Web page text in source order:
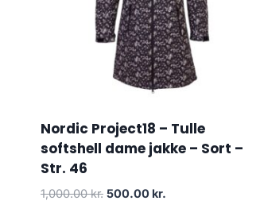
Nordic Project18 – Tulle
softshell dame jakke – Sort –
Str. 46
1,000.00kr. Original
500.00 kr.